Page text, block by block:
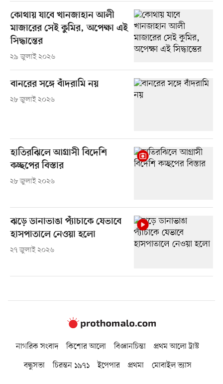
কোথায় যাবে খানজাহান আলী
মাজারের সেই কুমির, অপেক্ষা এই
সিদ্ধান্তের
২৯ জুলাই ২০২৬
বানরের সঙ্গে বাঁদরামি নয়
২৮ জুলাই ২০২৬
হাতিরঝিলে আগ্রাসী বিদেশি
কচ্ছপের বিস্তার
২৮ জুলাই ২০২৬
ঝড়ে ডানাভাঙা প্যাঁচাকে যেভাবে
হাসপাতালে নেওয়া হলো
২৭ জুলাই ২০২৬
নাগরিক সংবাদ কিশোর আলো বিজ্ঞানচিন্তা
প্রথম আলো ট্রাস্ট
বন্ধুসভা
চিরন্তন ১৯৭১ ইপেপার প্রথমা মোবাইল ভ্যাস